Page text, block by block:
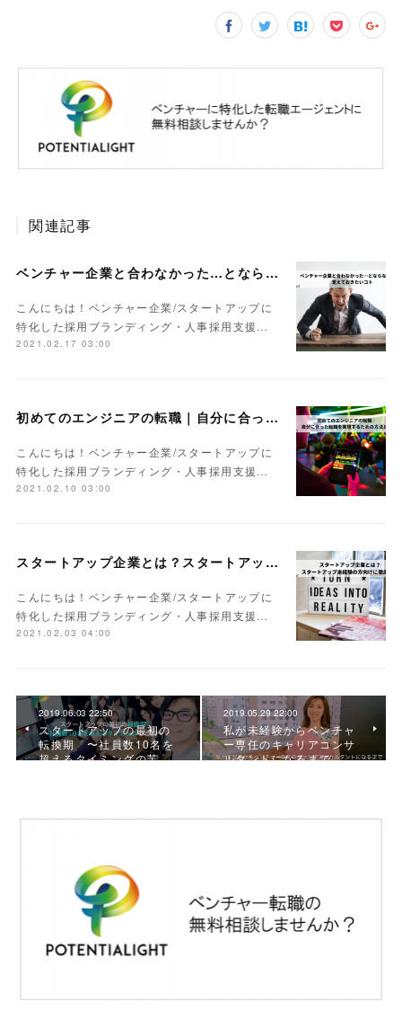
関連記事
ベンチャー企業と合わなかった…とならないために覚えておきたいコト
こんにちは！ベンチャー企業/スタートアップに
特化した採用ブランディング・人事採用支援…
2021.02.17 03:00
初めてのエンジニアの転職｜自分に合った転職を実現するための方法とは
こんにちは！ベンチャー企業/スタートアップに
特化した採用ブランディング・人事採用支援…
2021.02.10 03:00
スタートアップ企業とは？スタートアップ未経験の方向けに徹底解説
こんにちは！ベンチャー企業/スタートアップに
特化した採用ブランディング・人事採用支援…
2021.02.03 04:00
2019.06.03 22:50
スタートアップの最初の
転換期 〜社員数10名を
超えるタイミングの苦…
2019.05.29 22:00
私が未経験からベンチャ
ー専任のキャリアコンサ
ルタントになるまで